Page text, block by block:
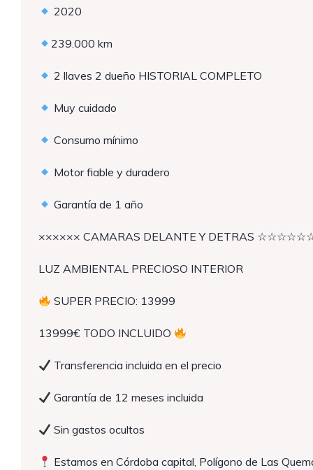
2020
239.000 km
2 llaves 2 dueño HISTORIAL COMPLETO
Muy cuidado
Consumo mínimo
Motor fiable y duradero
Garantía de 1 año
×××××× CAMARAS DELANTE Y DETRAS
LUZ AMBIENTAL PRECIOSO INTERIOR
SUPER PRECIO: 13999
13999€ TODO INCLUIDO
Transferencia incluida en el precio
Garantía de 12 meses incluida
Sin gastos ocultos
Estamos en Córdoba capital, Polígono de Las